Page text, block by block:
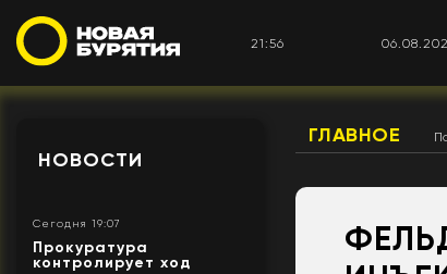
21:56
НОВОСТИ
Сегодня 19:07
Прокуратура
контролирует ход
ГЛАВНОЕ